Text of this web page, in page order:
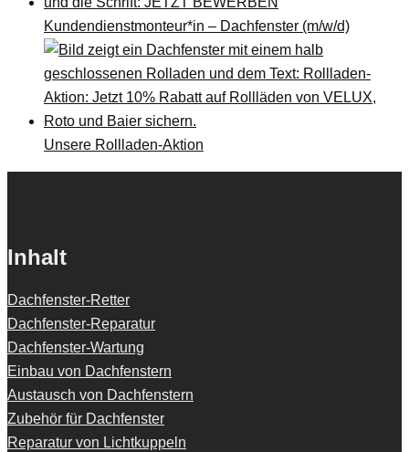
Kundendienstmonteur*in – Dachfenster (m/w/d)
Unsere Rollladen-Aktion
Inhalt
Dachfenster-Retter
Dachfenster-Reparatur
Dachfenster-Wartung
Einbau von Dachfenstern
Austausch von Dachfenstern
Zubehör für Dachfenster
Reparatur von Lichtkuppeln